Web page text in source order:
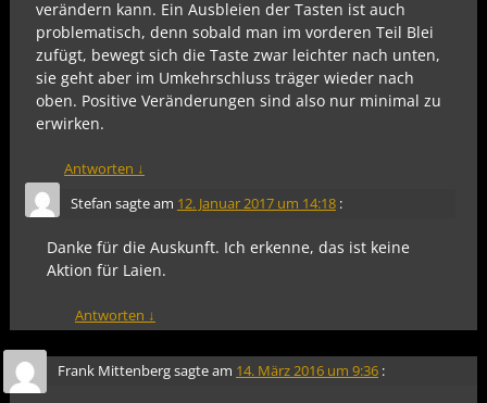
verändern kann. Ein Ausbleien der Tasten ist auch
problematisch, denn sobald man im vorderen Teil Blei
zufügt, bewegt sich die Taste zwar leichter nach unten,
sie geht aber im Umkehrschluss träger wieder nach
oben. Positive Veränderungen sind also nur minimal zu
erwirken.
Antworten ↓
Stefan sagte am 12. Januar 2017 um 14:18 :
Danke für die Auskunft. Ich erkenne, das ist keine
Aktion für Laien.
Antworten ↓
Frank Mittenbergsagte am 14. März 2016 um 9:36 :